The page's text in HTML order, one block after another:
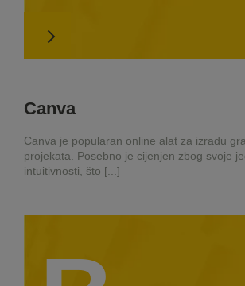
Canva
Canva je popularan online alat za izradu
projekata. Posebno je cijenjen zbog svoje
intuitivnosti, što [...]